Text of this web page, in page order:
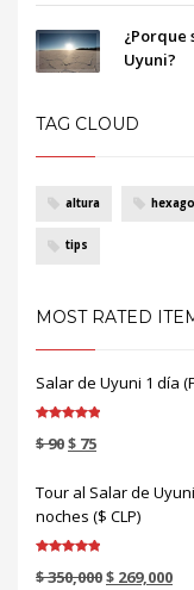
¿Porque
Uyuni?
TAG CLOUD
altura
tips
MOST RATED
Salar de Uyuni 1 día
5.00de 5
$90$ 75
Tour al Salar de
noches ($ CLP)
5.00de 5
$350,000$ 269,000